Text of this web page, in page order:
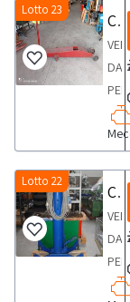
Lotto 23
Cric manuale
DA
q.
150,
Lotto 22
Cric da fossa professionale
DA